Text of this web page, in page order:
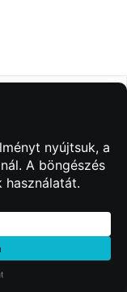
fenntartva